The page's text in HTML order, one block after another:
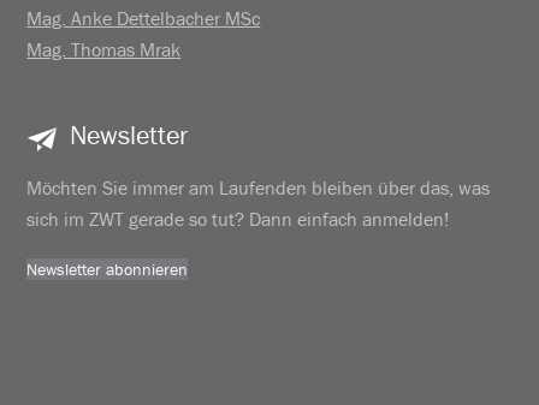
Mag. Anke Dettelbacher MSc
Mag. Thomas Mrak
Newsletter
Möchten Sie immer am Laufenden bleiben über das, was
sich im ZWT gerade so tut? Dann einfach anmelden!
Newsletter abonnieren